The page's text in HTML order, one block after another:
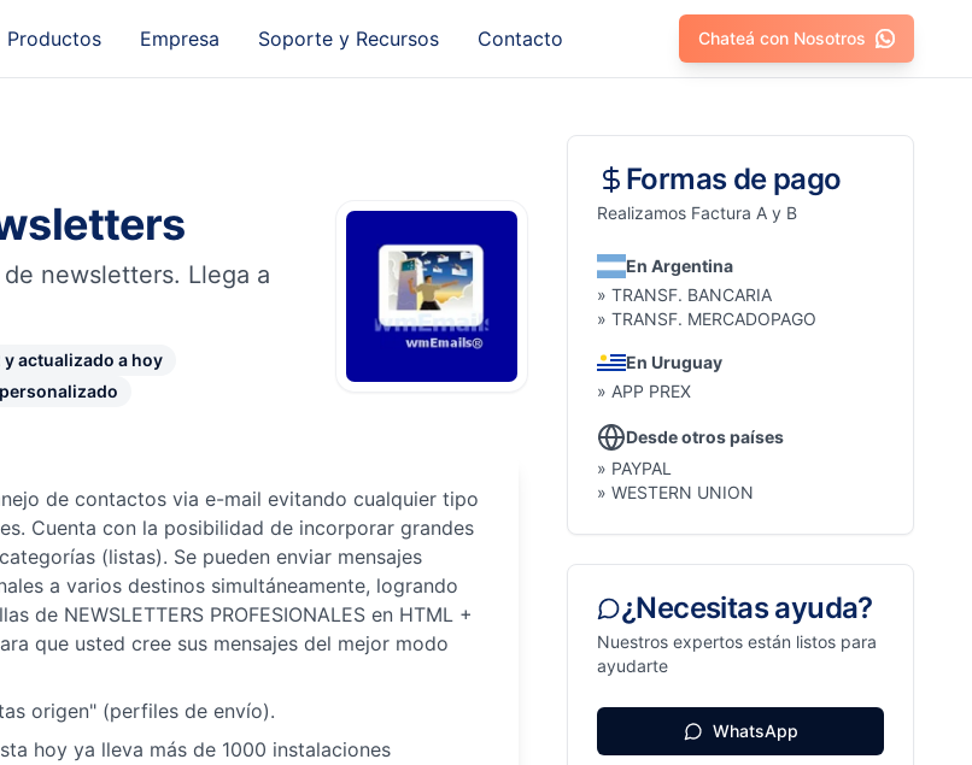
Productos Empresa Soporte y Recursos Contacto Chateá con Nosotros
newsletters. Llega a
actualizado a hoy
de contactos via e-mail evitando cualquier tipo
Cuenta con la posibilidad de incorporar grandes
(listas). Se pueden enviar mensajes
a varios destinos simultáneamente, logrando
de NEWSLETTERS PROFESIONALES en HTML +
que usted cree sus mensajes del mejor modo
origen" (perfiles de envío).
hoy ya lleva más de 1000 instalaciones
Formas de pago
Realizamos Factura A y B
En Argentina
» TRANSF. BANCARIA
» TRANSF. MERCADOPAGO
En Uruguay
» APP PREX
Desde otros países
» PAYPAL
» WESTERN UNION
¿Necesitas ayuda?
Nuestros expertos están listos para
ayudarte
WhatsApp